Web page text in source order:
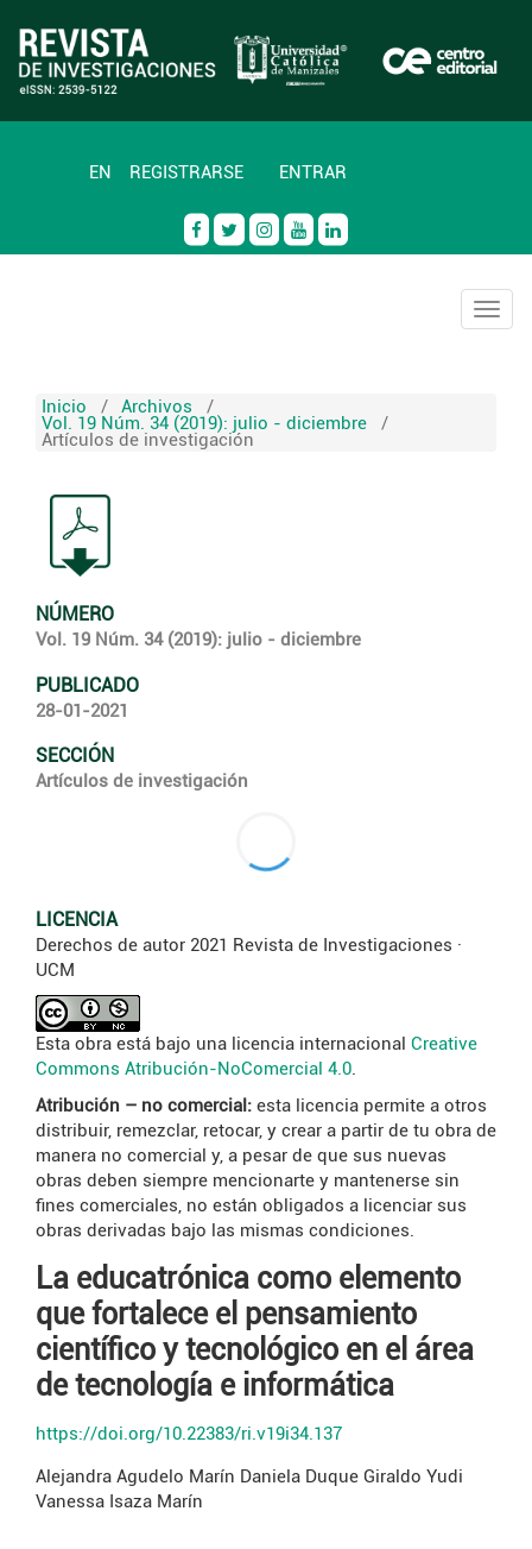
EN REGISTRARSE ENTRAR
Inicio / Archivos /
Vol. 19 Núm. 34 (2019): julio - diciembre /
Artículos de investigación
NÚMERO
Vol. 19 Núm. 34 (2019): julio - diciembre
PUBLICADO
28-01-2021
SECCIÓN
Artículos de investigación
LICENCIA
Derechos de autor 2021 Revista de Investigaciones ·
UCM
Esta obra está bajo una licencia internacional Creative
Commons Atribución-NoComercial 4.0.
Atribución – no comercial: esta licencia permite a otros
distribuir, remezclar, retocar, y crear a partir de tu obra de
manera no comercial y, a pesar de que sus nuevas
obras deben siempre mencionarte y mantenerse sin
fines comerciales, no están obligados a licenciar sus
obras derivadas bajo las mismas condiciones.
La educatrónica como elemento
que fortalece el pensamiento
científico y tecnológico en el área
de tecnología e informática
https://doi.org/10.22383/ri.v19i34.137
Alejandra Agudelo Marín Daniela Duque Giraldo Yudi
Vanessa Isaza Marín